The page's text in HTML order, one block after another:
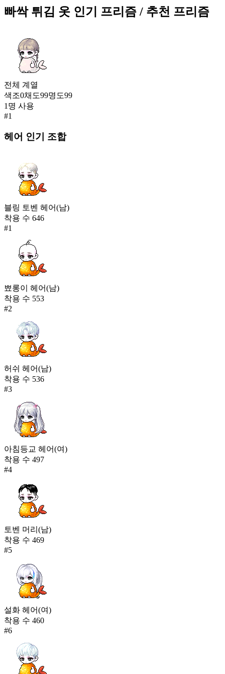
224
24,069
빠싹 튀김 옷
23,992
226
블루 삼각 수영복(남)
23,967
전설의 타이즈(남)
23,872
229
소원 배달원 유니폼(남)
23,695
하양 오리 인형옷
23,660
심쿵 코끼리 인형 옷
23,339
빠싹 튀김 옷 인기 프리즘 / 추천 프리즘
전체 계열
색조0채도99명도99
1 명 사용
#1
헤어 인기 조합
블링 토벤 헤어(남)
착용 수 646
#1
뾰롱이 헤어(남)
착용 수 553
#2
허쉬 헤어(남)
착용 수 536
#3
아침등교 헤어(여)
착용 수 497
#4
토벤 머리(남)
착용 수 469
#5
설화 헤어(여)
착용 수 460
#6